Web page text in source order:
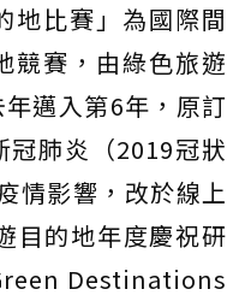
地比賽」為國際間
競賽，由綠色旅遊
邁入第6年，原訂
冠肺炎（2019冠狀
情影響，改於線上
目的地年度慶祝研
Destinations